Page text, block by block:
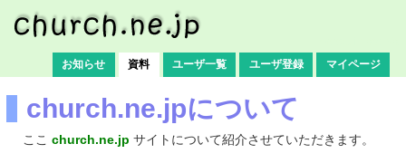
メインコンテンツへ移動
サブコンテンツへ移動
お知らせ 資料 ユーザ一覧 ユーザ登録 マイページ
church.ne.jpについて
ここchurch.ne.jp サイトについて紹介させていただきます。